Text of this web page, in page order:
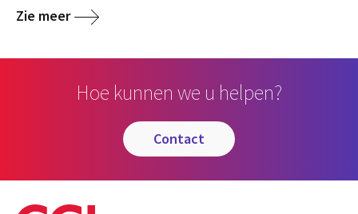
Zie meer
Hoe kunnen we u helpen?
contact